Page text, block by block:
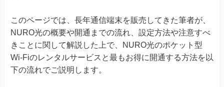
このページでは、長年通信端末を販売してきた筆者が、
NURO光の概要や開通までの流れ、設定方法や注意すべ
きことに関して解説した上で、NURO光のポケット型
Wi-Fiのレンタルサービスと最もお得に開通する方法を以
下の流れでご説明します。